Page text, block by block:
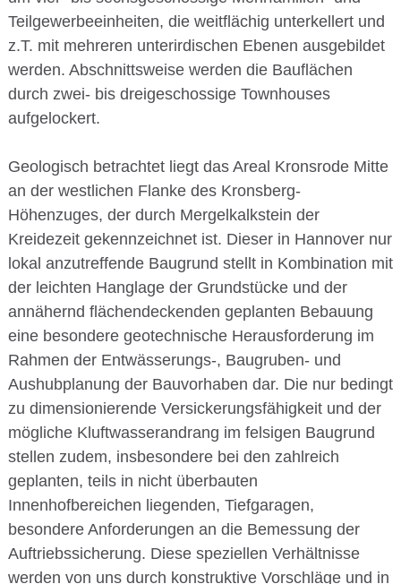
Teilgewerbeeinheiten, die weitflächig unterkellert und
z.T. mit mehreren unterirdischen Ebenen ausgebildet
werden. Abschnittsweise werden die Bauflächen
durch zwei- bis dreigeschossige Townhouses
aufgelockert.
Geologisch betrachtet liegt das Areal Kronsrode Mitte
an der westlichen Flanke des Kronsberg-
Höhenzuges, der durch Mergelkalkstein der
Kreidezeit gekennzeichnet ist. Dieser in Hannover nur
lokal anzutreffende Baugrund stellt in Kombination mit
der leichten Hanglage der Grundstücke und der
annähernd flächendeckenden geplanten Bebauung
eine besondere geotechnische Herausforderung im
Rahmen der Entwässerungs-, Baugruben- und
Aushubplanung der Bauvorhaben dar. Die nur bedingt
zu dimensionierende Versickerungsfähigkeit und der
mögliche Kluftwasserandrang im felsigen Baugrund
stellen zudem, insbesondere bei den zahlreich
geplanten, teils in nicht überbauten
Innenhofbereichen liegenden, Tiefgaragen,
besondere Anforderungen an die Bemessung der
Auftriebssicherung. Diese speziellen Verhältnisse
werden von uns durch konstruktive Vorschläge und in